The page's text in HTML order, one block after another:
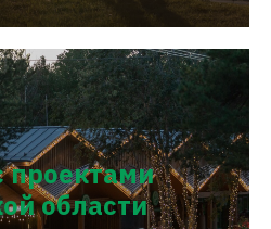
проектами
области